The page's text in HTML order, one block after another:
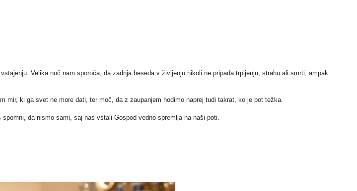
Velika noč nam sporoča, da zadnja beseda v življenju nikoli ne pripada trpljenju, strahu ali smrti, ampak
ki ga svet ne more dati, ter moč, da z zaupanjem hodimo naprej tudi takrat, ko je pot težka.
da nismo sami, saj nas vstali Gospod vedno spremlja na naši poti.